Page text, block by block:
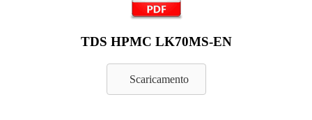
TDS HPMC LK70MS-EN
Scaricamento